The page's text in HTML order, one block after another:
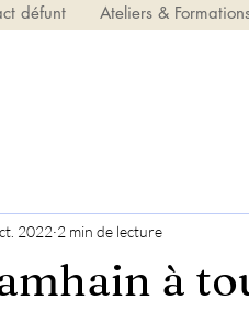
défunt Ateliers &
à
2022 2 min de lecture